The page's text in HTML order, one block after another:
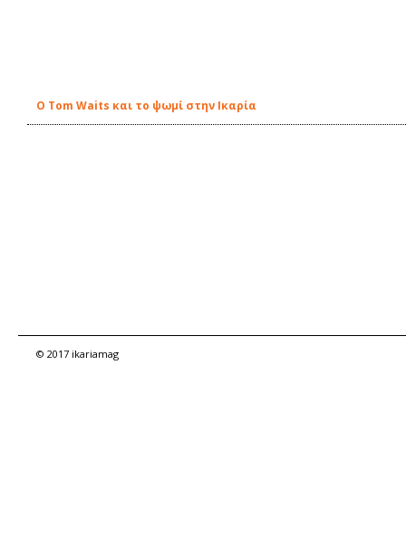
Ο Tom Waits και το ψωμί στην Ικαρία
© 2017 ikariamag